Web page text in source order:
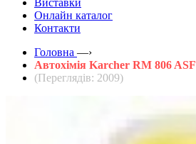
Онлайн каталог
Контакти
Головна —›
Автохімія Karcher RM 806 ASF
(Переглядів: 2009)